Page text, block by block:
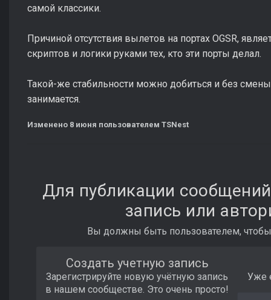
самой классики.
Причиной отсутствия вылетов на портах OGSR,
скриптов и логики руками тех, кто эти порты делал.
Такой-же стабильности можно добиться и без
занимается.
Изменено 8 июня пользователем TSNest
Для публикации
запись или
Вы должны быть пользователем,
Создать учетную запись
Зарегистрируйте новую учётную запись
в нашем сообществе. Это очень просто!
Уже